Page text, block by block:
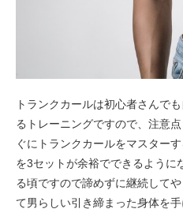
トランクカールは初心者さんで
るトレーニングですので、注意
ぐにトランクカールをマスター
を3セットが余裕でできるように
る頃ですので諦めずに継続して
て男らしい引き締まった身体を手